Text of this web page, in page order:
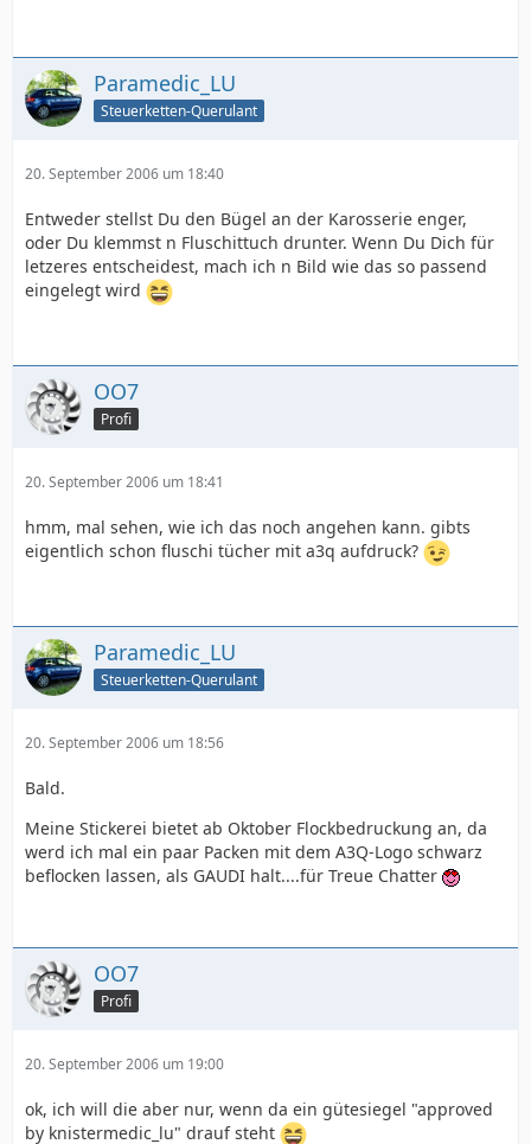
Paramedic_LU
Steuerketten-Querulant
20. September 2006 um 18:40
Entweder stellst Du den Bügel an der Karosserie enger,
oder Du klemmst n Fluschittuch drunter. Wenn Du Dich für
letzeres entscheidest, mach ich n Bild wie das so passend
eingelegt wird
OO7
Profi
20. September 2006 um 18:41
hmm, mal sehen, wie ich das noch angehen kann. gibts
eigentlich schon fluschi tücher mit a3q aufdruck?
Paramedic_LU
Steuerketten-Querulant
20. September 2006 um 18:56
Bald.
Meine Stickerei bietet ab Oktober Flockbedruckung an, da
werd ich mal ein paar Packen mit dem A3Q-Logo schwarz
beflocken lassen, als GAUDI halt....für Treue Chatter
OO7
Profi
20. September 2006 um 19:00
ok, ich will die aber nur, wenn da ein gütesiegel "approved
by knistermedic_lu" drauf steht